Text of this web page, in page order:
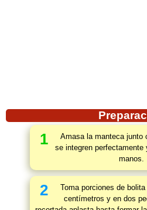
1
Amasa la manteca junto
se integren
manos.
2
Toma porciones de
centímetros y en dos